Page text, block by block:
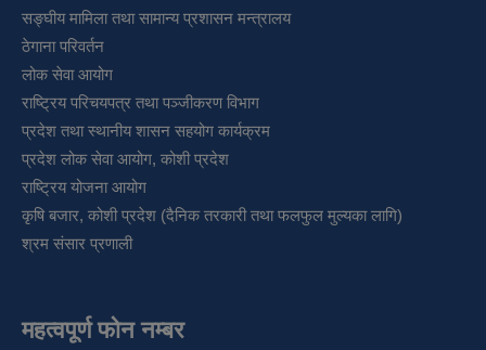
सङ्‍घीय मामिला तथा सामान्य प्रशासन मन्त्रालय
ठेगाना परिवर्तन
लोक सेवा आयोग
राष्ट्रिय परिचयपत्र तथा पञ्‍जीकरण विभाग
प्रदेश तथा स्थानीय शासन सहयोग कार्यक्रम
प्रदेश लोक सेवा आयोग, कोशी प्रदेश
राष्ट्रिय योजना आयोग
कृषि बजार, कोशी प्रदेश (दैनिक तरकारी तथा फलफुल मुल्यका लागि)
श्रम संसार प्रणाली
महत्वपूर्ण फोन नम्बर